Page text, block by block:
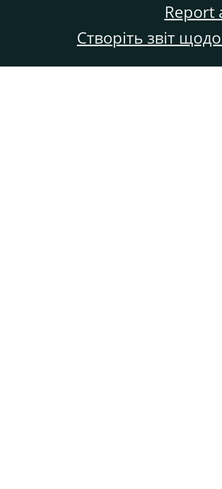
Report
Створіть звіт